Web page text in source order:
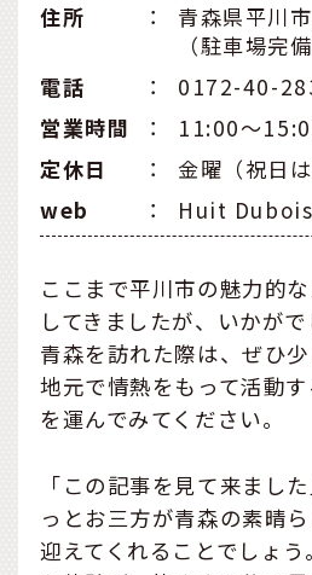
住所
：
青森県平川
（駐車場完備
電話
：
0172-40-
営業時間
：
11:00〜
定休日
：
金曜（祝日は
web
： Huit Dubois
ここまで平川市の魅力的
してきましたが、いかがで
青森を訪れた際は、ぜひ少
地元で情熱をもって活動
を運んでみてください。
「この記事を見て来まし
っとお三方が青森の素晴
迎えてくれることでしょ